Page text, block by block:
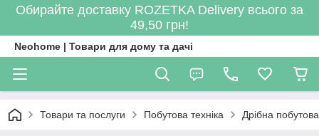
Обирайте доставку ROZETKA Delivery всього за
49,50 грн!
Neohome | Товари для дому та дачі
Товари та послуги Побутова техніка Дрібна